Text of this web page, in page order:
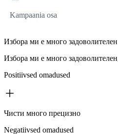
Kampaania osa
Избора ми е много задоволителен
Избора ми е много
Positiivsed omadused
Чисти много прецизно
Negatiivsed omadused